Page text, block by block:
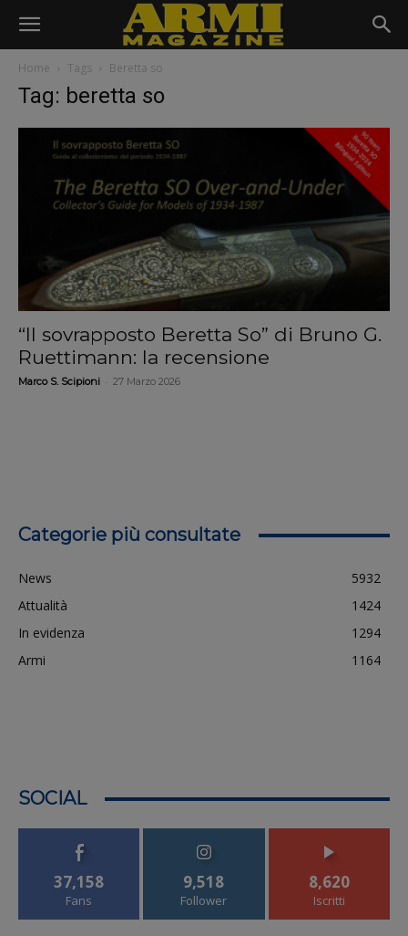
Home Tags Beretta so
Tag: beretta so
“Il sovrapposto Beretta So” di Bruno G.
Ruettimann: la recensione
Marco S. Scipioni 27 Marzo 2026
Categorie più consultate
News
5932
Attualità
1424
In evidenza
1294
Armi
1164
SOCIAL
37,158
Fans
9,518
Follower
8,620
Iscritti